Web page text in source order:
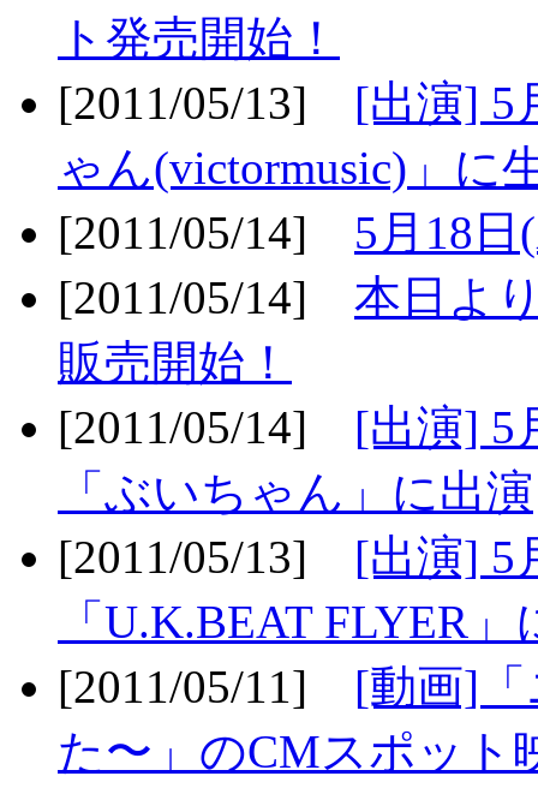
ト発売開始！
[2011/05/13] [出演] 5
ゃん(victormusic)」に
[2011/05/14] 5月18
[2011/05/14] 本日よ
販売開始！
[2011/05/14] [出演] 5
「ぶいちゃん」に出演
[2011/05/13] [出演] 5
「U.K.BEAT FLYER
[2011/05/11] [動画]
た〜」のCMスポット